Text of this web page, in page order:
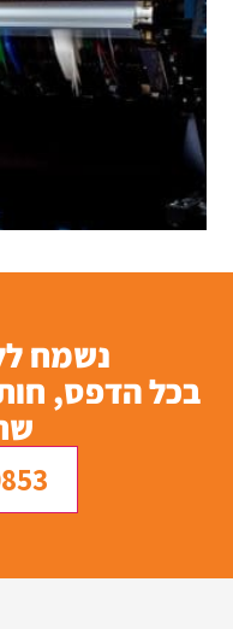
נשמח
בכל הדפס,